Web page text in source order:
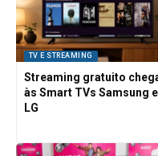
TV E STREAMING
Streaming gratuito
às Smart TVs Samsung e
LG